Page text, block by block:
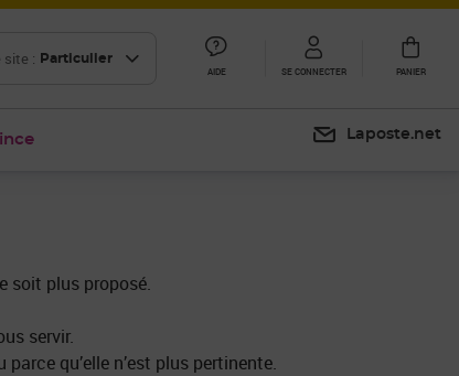
site : Particulier
AIDE SE CONNECTER PANIER
Laposte.net
soit plus proposé.
servir.
qu’elle n’est plus pertinente.